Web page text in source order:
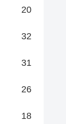
20
32
31
26
18